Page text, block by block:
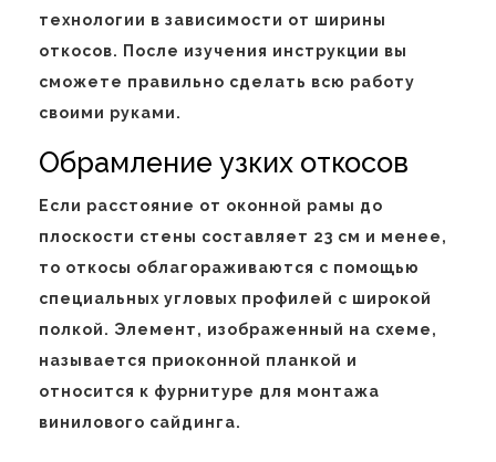
технологии в зависимости от ширины
откосов. После изучения инструкции вы
сможете правильно сделать всю работу
своими руками.
Обрамление узких откосов
Если расстояние от оконной рамы до
плоскости стены составляет 23 см и менее,
то откосы облагораживаются с помощью
специальных угловых профилей с широкой
полкой. Элемент, изображенный на схеме,
называется приоконной планкой и
относится к фурнитуре для монтажа
винилового сайдинга.